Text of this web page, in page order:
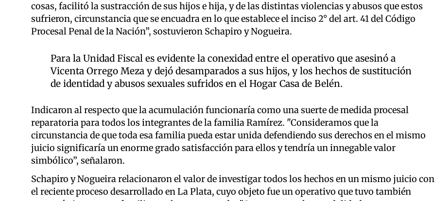
cosas, facilitó la sustracción de sus hijos e hija, y de las distintas violencias y abusos que estos
sufrieron, circunstancia que se encuadra en lo que establece el inciso 2° del art. 41 del Código
Procesal Penal de la Nación”, sostuvieron Schapiro y Nogueira.
Para la Unidad Fiscal es evidente la conexidad entre el operativo que asesinó a
Vicenta Orrego Meza y dejó desamparados a sus hijos, y los hechos de sustitución
de identidad y abusos sexuales sufridos en el Hogar Casa de Belén.
Indicaron al respecto que la acumulación funcionaría como una suerte de medida procesal
reparatoria para todos los integrantes de la familia Ramírez. "Consideramos que la
circunstancia de que toda esa familia pueda estar unida defendiendo sus derechos en el mismo
juicio significaría un enorme grado satisfacción para ellos y tendría un innegable valor
simbólico”, señalaron.
Schapiro y Nogueira relacionaron el valor de investigar todos los hechos en un mismo juicio con
el reciente proceso desarrollado en La Plata, cuyo objeto fue un operativo que tuvo también